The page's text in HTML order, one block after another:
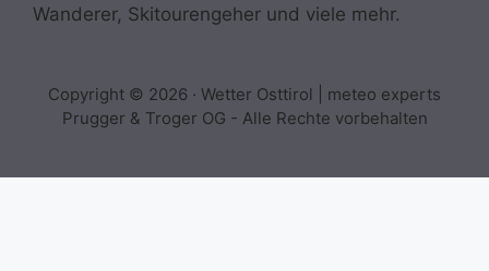
Wanderer, Skitourengeher und viele mehr.
Copyright © 2026 · Wetter Osttirol | meteo experts
Prugger & Troger OG - Alle Rechte vorbehalten